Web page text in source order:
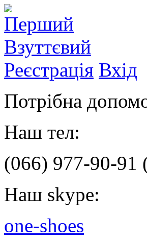
Реєстрація Вхід
Потрібна
Наш тел:
(066) 977-90-91
Наш skype:
one-shoes